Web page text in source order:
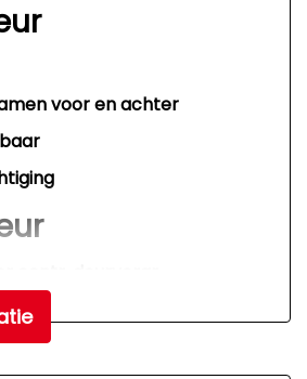
voor en achter